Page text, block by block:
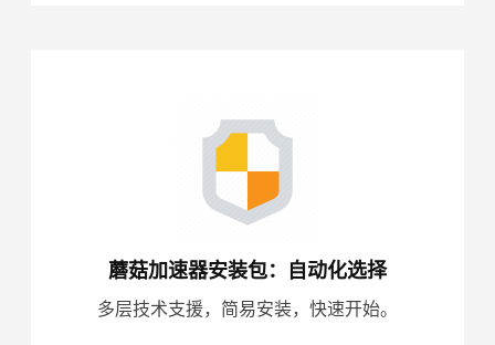
蘑菇加速器安装包：自动化选择
多层技术支援，简易安装，快速开始。